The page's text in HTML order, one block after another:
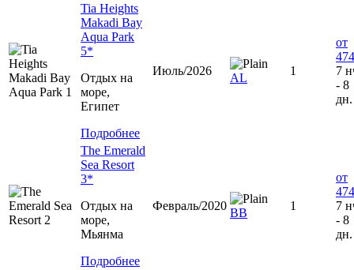
Tia Heights
Makadi Bay
Aqua Park
5*
Отдых на
море,
Египет
Подробнее
Июль/2026
AL
1
от
7
- 8
дн.
The Emerald
Sea Resort
3*
Отдых на
море,
Мьянма
Подробнее
Февраль/2020
BB
1
от
7
- 8
дн.